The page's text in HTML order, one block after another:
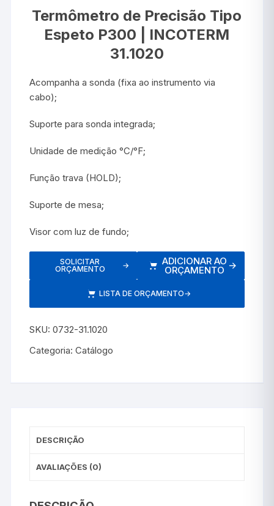
Termômetro de Precisão Tipo
Espeto P300 | INCOTERM
31.1020
Acompanha a sonda (fixa ao instrumento via
cabo);
Suporte para sonda integrada;
Unidade de medição °C/°F;
Função trava (HOLD);
Suporte de mesa;
Visor com luz de fundo;
SOLICITAR
ORÇAMENTO
→ ADICIONAR AO
ORÇAMENTO →
LISTA DE ORÇAMENTO→
SKU:0732-31.1020
Categoria:Catálogo
DESCRIÇÃO
AVALIAÇÕES (0)